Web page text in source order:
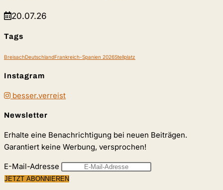
20.07.26
Tags
BreisachDeutschlandFrankreich-Spanien 2026Stellplatz
Instagram
besser.verreist
Newsletter
Erhalte eine Benachrichtigung bei neuen Beiträgen.
Garantiert keine Werbung, versprochen!
E-Mail-Adresse